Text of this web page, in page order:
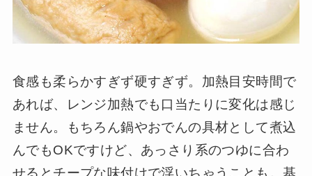
食感も柔らかすぎず硬すぎず。加熱目安時間で
あれば、レンジ加熱でも口当たりに変化は感じ
ません。もちろん鍋やおでんの具材として煮込
んでもOKですけど、あっさり系のつゆに合わ
せるとチープな味付けで浮いちゃうことも。基